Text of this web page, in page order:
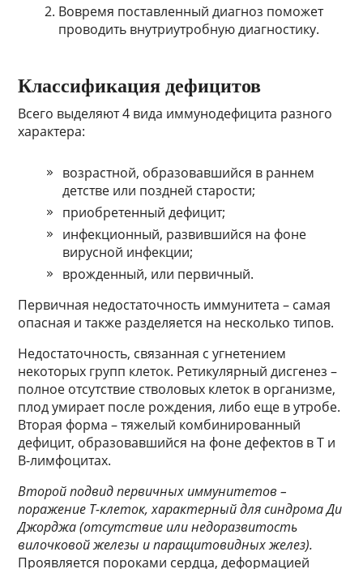
Вовремя поставленный диагноз поможет
проводить внутриутробную диагностику.
Классификация дефицитов
Всего выделяют 4 вида иммунодефицита разного
характера:
возрастной, образовавшийся в раннем
детстве или поздней старости;
приобретенный дефицит;
инфекционный, развившийся на фоне
вирусной инфекции;
врожденный, или первичный.
Первичная недостаточность иммунитета – самая
опасная и также разделяется на несколько типов.
Недостаточность, связанная с угнетением
некоторых групп клеток. Ретикулярный дисгенез –
полное отсутствие стволовых клеток в организме,
плод умирает после рождения, либо еще в утробе.
Вторая форма – тяжелый комбинированный
дефицит, образовавшийся на фоне дефектов в T и
B-лимфоцитах.
Второй подвид первичных иммунитетов –
поражение T-клеток, характерный для синдрома Ди
Джорджа (отсутствие или недоразвитость
вилочковой железы и паращитовидных желез).
Проявляется пороками сердца, деформацией